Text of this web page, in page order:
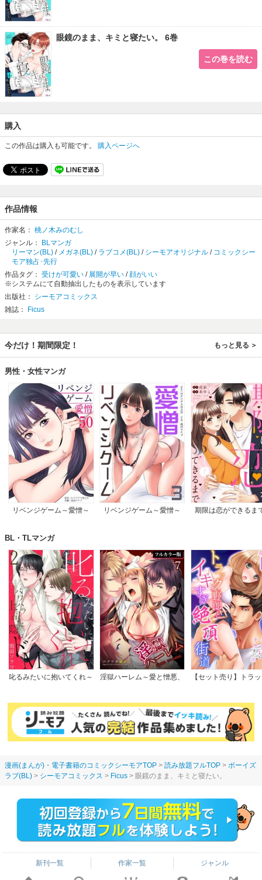
眼鏡のまま、キミと寝たい。 6巻
この巻を読む
購入
この作品は購入も可能です。 購入ページへ
作品情報
作家名： 桃ノ木みのむし
ジャンル： BLマンガ
リーマン(BL) / メガネ(BL) / ラブコメ(BL) / シーモアオリジナル / コミックシー
モア独占･先行
作品タグ： 受けが可愛い / 展開が早い / 顔がいい
※システムにて自動抽出したものを表示しています
出版社： シーモアコミックス
雑誌： Ficus
今だけ！期間限定！ もっと見る
男性・女性マンガ
リベンジゲーム～愛憎～
リベンジゲーム～愛憎～
期限は恋ができるま
BL・TLマンガ
叱るみたいに抱いてくれ～
淫獄ハーレム～愛と憎悪、
【セット売り】トラ
ナカまで深く…
漫画(まんが)・電子書籍のコミックシーモアTOP 読み放題フルTOP
ボーイズ
ラブ(BL)
シーモアコミックス Ficus 眼鏡のまま、キミと寝たい。
新刊一覧 作家一覧 ジャンル